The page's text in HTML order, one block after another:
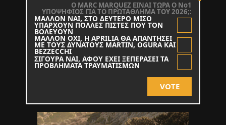
O MARC MARQUEZ ΕΙΝΑΙ ΤΩΡΑ Ο Νο1
ΥΠΟΨΗΦΙΟΣ ΓΙΑ ΤΟ ΠΡΩΤΑΘΛΗΜΑ ΤΟΥ 2026;:
ΜΑΛΛΟΝ ΝΑΙ, ΣΤΟ ΔΕΥΤΕΡΟ ΜΙΣΟ
ΥΠΑΡΧΟΥΝ ΠΟΛΛΕΣ ΠΙΣΤΕΣ ΠΟΥ ΤΟΝ
ΒΟΛΕΥΟΥΝ
ΜΑΛΛΟΝ ΟΧΙ, Η APRILIA ΘΑ ΑΠΑΝΤΗΣΕΙ
ΜΕ ΤΟΥΣ ΔΥΝΑΤΟΥΣ MARTIN, OGURA KAI
BEZZECCHI
ΣΙΓΟΥΡΑ ΝΑΙ, ΑΦΟΥ ΕΧΕΙ ΞΕΠΕΡΑΣΕΙ ΤΑ
ΠΡΟΒΛΗΜΑΤΑ ΤΡΑΥΜΑΤΙΣΜΩΝ
VOTE